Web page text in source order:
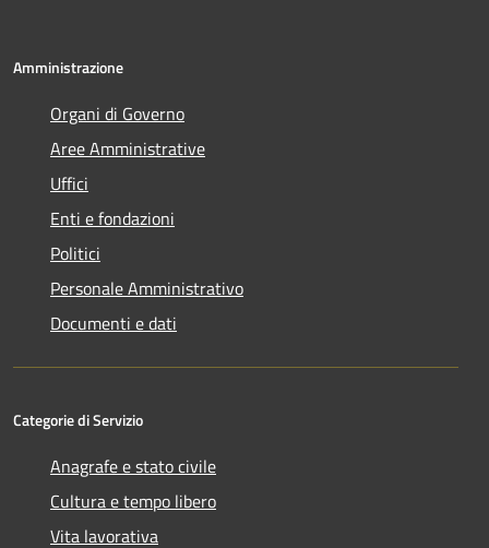
Amministrazione
Organi di Governo
Aree Amministrative
Uffici
Enti e fondazioni
Politici
Personale Amministrativo
Documenti e dati
Categorie di Servizio
Anagrafe e stato civile
Cultura e tempo libero
Vita lavorativa